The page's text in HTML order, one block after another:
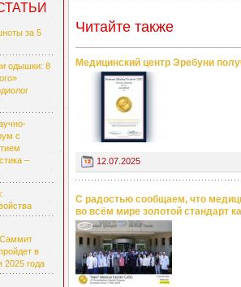
за 5
одышки: 8
с
–
в
2025 года
Читайте также
Медицинский центр Эребуни
12.07.2025
С радостью сообщаем, что
во всём мире золотой стандарт